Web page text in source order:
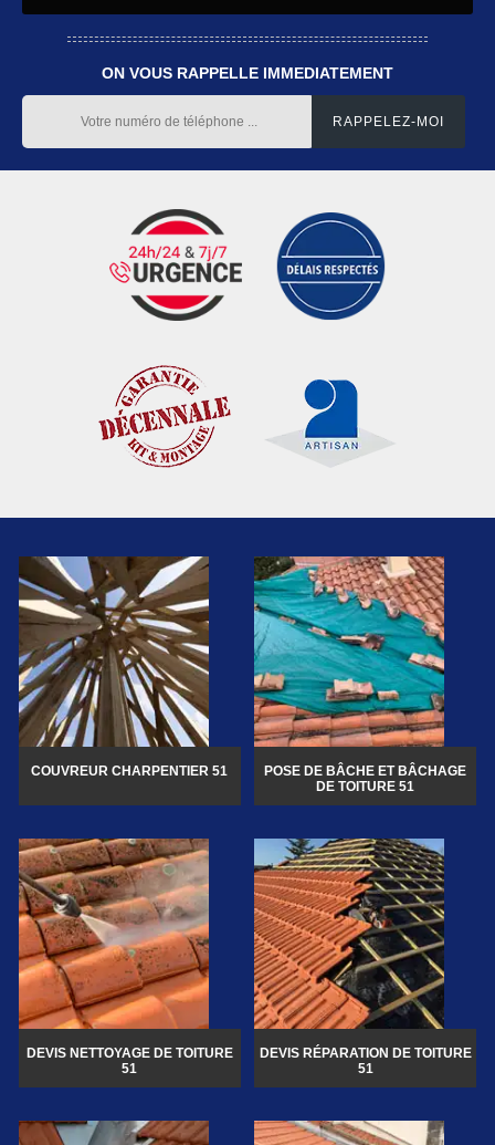
ON VOUS RAPPELLE IMMEDIATEMENT
COUVREUR CHARPENTIER 51
POSE DE BÂCHE ET BÂCHAGE
DE TOITURE 51
DEVIS NETTOYAGE DE TOITURE
51
DEVIS RÉPARATION DE TOITURE
51